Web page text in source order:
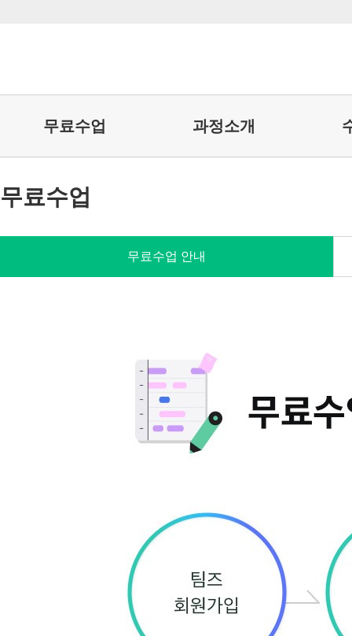
무료수업 과정소개
무료수업
무료수업 안내